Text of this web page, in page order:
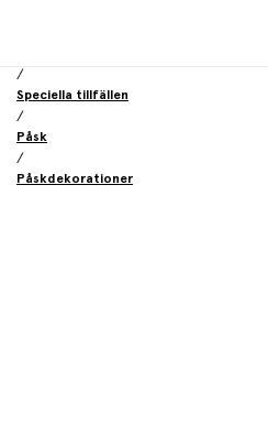
/
Speciella tillfällen
/
Påsk
/
Påskdekorationer